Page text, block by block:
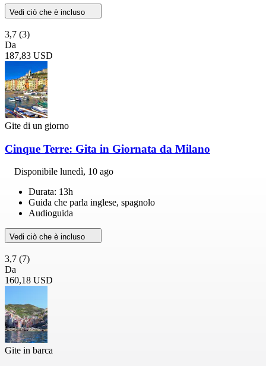
Vedi ciò che è incluso
3,7 (3)
Da
187,83 USD
Gite di un giorno
Cinque Terre: Gita in Giornata da Milano
Disponibile lunedì, 10 ago
Durata: 13h
Guida che parla inglese, spagnolo
Audioguida
Vedi ciò che è incluso
3,7 (7)
Da
160,18 USD
Gite in barca